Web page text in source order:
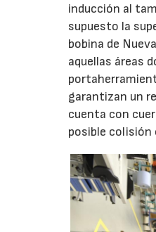
inducción al
supuesto la
bobina de
aquellas áreas
garantizan un
cuenta con
posible colisión